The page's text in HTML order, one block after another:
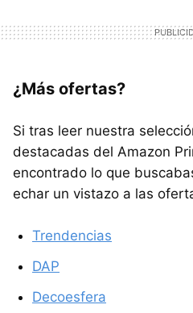
¿Más ofertas?
Si tras leer nuestra
destacadas del Amazon
encontrado lo que
echar un vistazo a las
Trendencias
DAP
Decoesfera